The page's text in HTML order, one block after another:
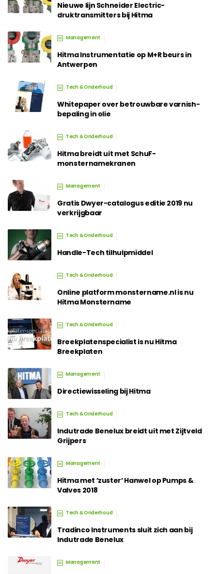
Nieuwe lijn Schneider Electric-
druktransmitters bij Hitma
Management
Hitma Instrumentatie op M+R beurs in
Antwerpen
Tech & Onderhoud
Whitepaper over betrouwbare varnish-
bepaling in olie
Tech & Onderhoud
Hitma breidt uit met SchuF-
monsternamekranen
Management
Gratis Dwyer-catalogus editie 2019 nu
verkrijgbaar
Tech & Onderhoud
Handle-Tech tilhulpmiddel
Tech & Onderhoud
Online platform monstername.nl is nu
Hitma Monstername
Tech & Onderhoud
Breekplatenspecialist is nu Hitma
Breekplaten
Management
Directiewisseling bij Hitma
Tech & Onderhoud
Indutrade Benelux breidt uit met Zijtveld
Grijpers
Management
Hitma met ’zuster’ Hanwel op Pumps &
Valves 2018
Tech & Onderhoud
Tradinco Instruments sluit zich aan bij
Indutrade Benelux
Management